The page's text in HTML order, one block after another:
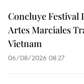
Concluye
Artes Marciales
Vietnam
06/08/2026 08:27